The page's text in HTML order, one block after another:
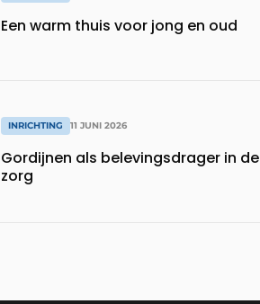
Een warm thuis voor jong en oud
INRICHTING 11 JUNI 2026
Gordijnen als belevingsdrager in de
zorg